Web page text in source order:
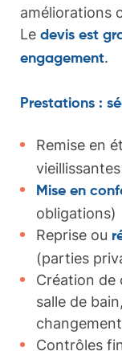
améliorations
Le devis est
engagement.
Prestations :
Remise en
vieillissantes
Mise en
obligations)
Reprise ou
(parties
Création de
salle de
changement
Contrôles